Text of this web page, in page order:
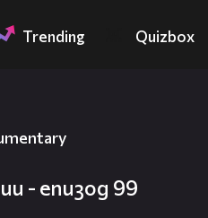
Trending Quizbox
- епизод 99